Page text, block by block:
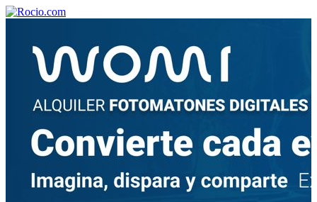
¡Bienvenido! Soy el asistente virtual de rocio.com.
¿En qué puedo ayudarte?